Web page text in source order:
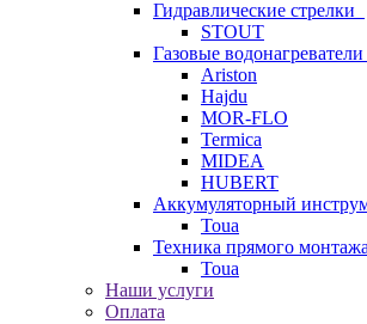
Гидравлические стрелки
STOUT
Газовые водонагреватели
Ariston
Hajdu
MOR-FLO
Termica
MIDEA
HUBERT
Аккумуляторный
Toua
Техника прямого
Toua
Наши услуги
Оплата